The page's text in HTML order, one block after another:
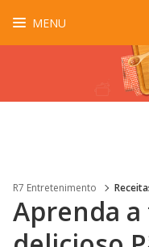
MENU
R7 Entretenimento
Aprenda